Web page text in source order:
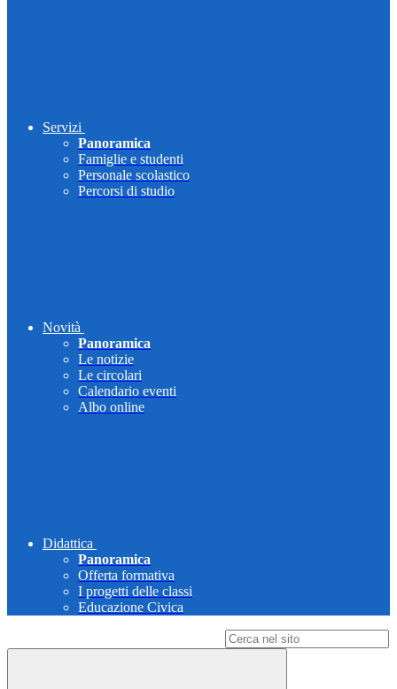
Servizi
Panoramica
Famiglie e studenti
Personale scolastico
Percorsi di studio
Novità
Panoramica
Le notizie
Le circolari
Calendario eventi
Albo online
Didattica
Panoramica
Offerta formativa
I progetti delle classi
Educazione Civica